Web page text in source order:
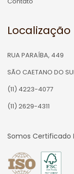
Localização
RUA PARAÍBA, 449
SÃO CAETANO DO
(11) 4223-4077
(11) 2629-4311
Somos Certificado